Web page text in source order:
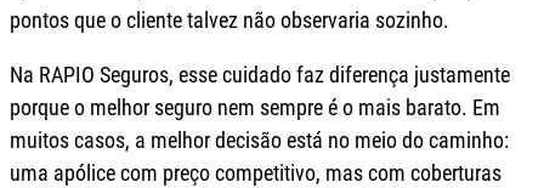
pontos que o cliente talvez não observaria sozinho.
Na RAPIO Seguros, esse cuidado faz diferença justamente
porque o melhor seguro nem sempre é o mais barato. Em
muitos casos, a melhor decisão está no meio do caminho:
uma apólice com preço competitivo, mas com coberturas